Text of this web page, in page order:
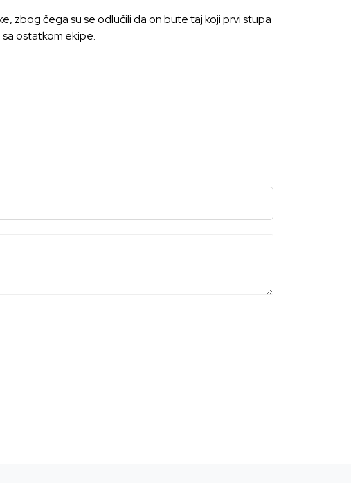
zbog čega su se odlučili da on bute taj koji prvi stupa
ostatkom ekipe.